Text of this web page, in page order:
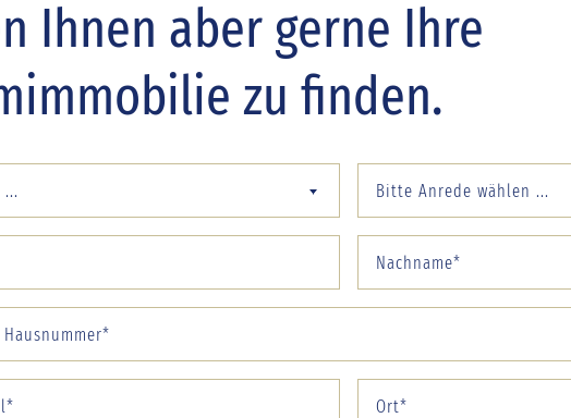
Ihnen aber gerne Ihre
zu finden.
Bitte Anrede wählen ...